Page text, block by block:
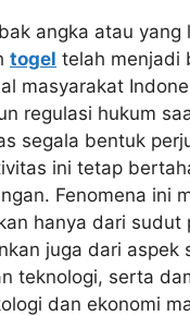
angka atau yang
togel telah menjadi
masyarakat
regulasi hukum
segala bentuk
ini tetap
Fenomena ini
hanya dari sudut
juga dari aspek
teknologi, serta
dan ekonomi